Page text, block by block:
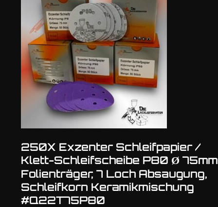
250X Exzenter Schleifpapier /
Klett-Schleifscheibe P80 Ø 75mm
Folienträger, 7 Loch Absaugung,
Schleifkorn Keramikmischung
#Q22T75P80